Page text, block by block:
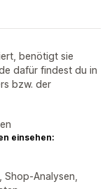
benötigt sie
dafür findest du in
bzw. der
einsehen:
Shop-Analysen,